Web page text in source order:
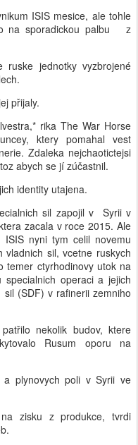
ISIS mesice, ale tohle
na sporadickou palbu z
jednotky vyzbrojené
přijaly.
rika The War Horse
ktery pomahal vest
Zdaleka nejchaotictejsi
abych se jí zúčastnil.
identity utajena.
sil zapojil v Syrii v
zacala v roce 2015. Ale
nyni tym celil novemu
vladnich sil, vcetne ruskych
temer ctyrhodinovy utok na
operaci a jejich
(SDF) v rafinerii zemniho
nekolik budov, ktere
Rusum oporu na
a plynovych poli v Syrii ve
zisku z produkce, tvrdi